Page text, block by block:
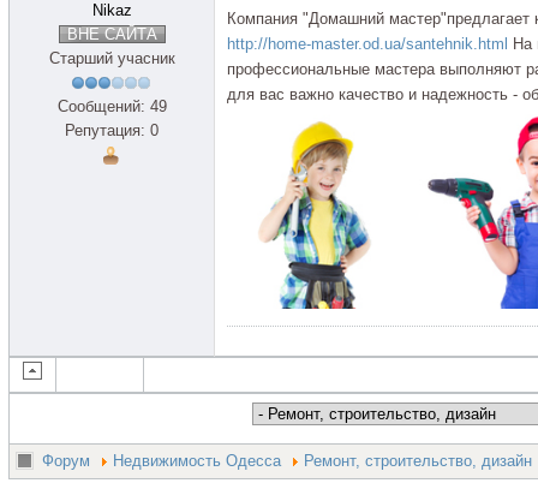
Nikaz
ВНЕ САЙТА
Старший учасник
Сообщений: 49
Репутация: 0
Компания "Домашний мастер"предлагает
http://home-master.od.ua/santehnik.html
На
профессиональные мастера выполняют
для вас важно качество и надежность -
Форум Недвижимость Одесса Ремонт, строительство, дизайн